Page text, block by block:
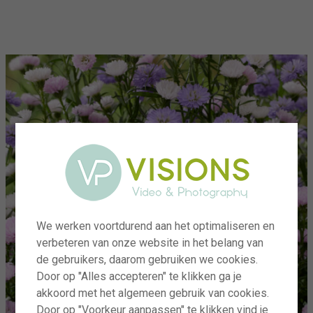
We werken voortdurend aan het optimaliseren en
verbeteren van onze website in het belang van
de gebruikers, daarom gebruiken we cookies.
Door op "Alles accepteren" te klikken ga je
akkoord met het algemeen gebruik van cookies.
Door op "Voorkeur aanpassen" te klikken vind je